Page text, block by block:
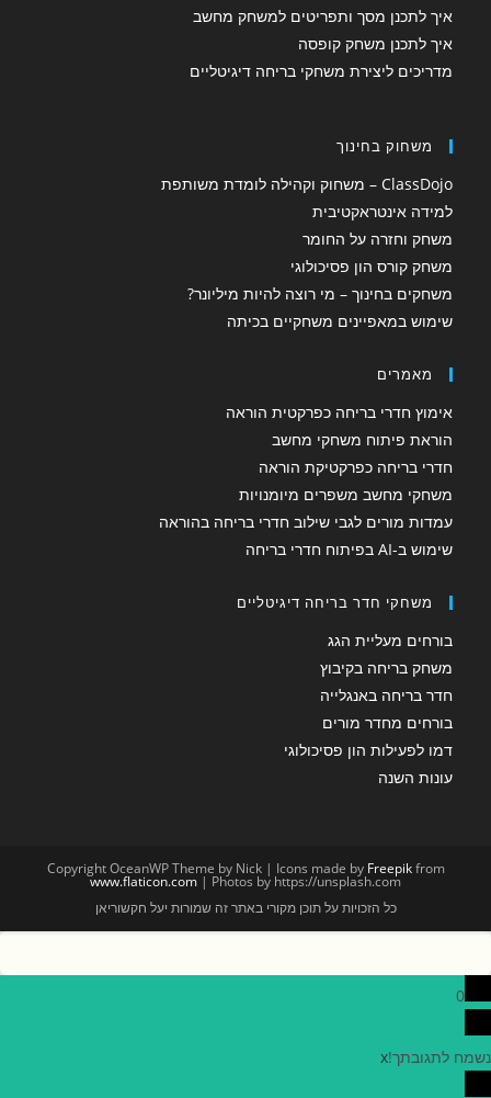
איך לתכנן מסך ותפריטים למשחק מחשב
איך לתכנן משחק קופסה
מדריכים ליצירת משחקי בריחה דיגיטליים
משחוק בחינוך
ClassDojo – משחוק וקהילה לומדת משותפת
למידה אינטראקטיבית
משחק וחזרה על החומר
משחק קורס הון פסיכולוגי
משחקים בחינוך – מי רוצה להיות מיליונר?
שימוש במאפיינים משחקיים בכיתה
מאמרים
אימוץ חדרי בריחה כפרקטית הוראה
הוראת פיתוח משחקי מחשב
חדרי בריחה כפרקטיקת הוראה
משחקי מחשב משפרים מיומנויות
עמדות מורים לגבי שילוב חדרי בריחה בהוראה
שימוש ב-AI בפיתוח חדרי בריחה
משחקי חדר בריחה דיגיטליים
בורחים מעליית הגג
משחק בריחה בקיבוץ
חדר בריחה באנגלייה
בורחים מחדר מורים
דמו לפעילות הון פסיכולוגי
עונות השנה
Copyright OceanWP Theme by Nick | Icons made by Freepikfrom
www.flaticon.com | Photos by https://unsplash.com
כל הזכויות על תוכן מקורי באתר זה שמורות יעל חקשוריאן
0
נשמח לתגובתך!x